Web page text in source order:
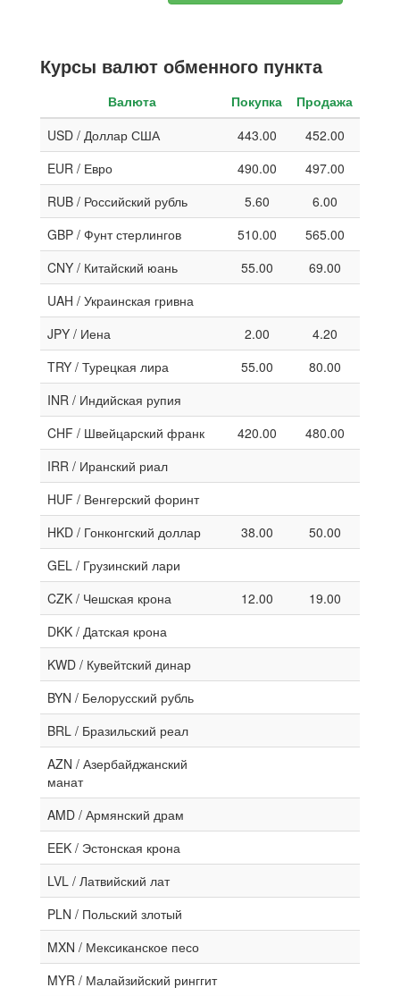
Курсы валют обменного пункта
Валюта Покупка
Продажа
USD / Доллар США
443.00
452.00
EUR / Евро
490.00
497.00
RUB / Российский рубль
5.60
6.00
GBP / Фунт стерлингов
510.00
565.00
CNY / Китайский юань
55.00
69.00
UAH / Украинская гривна
JPY / Иена
2.00
4.20
TRY / Турецкая лира
55.00
80.00
INR / Индийская рупия
CHF / Швейцарский франк
420.00
480.00
IRR / Иранский риал
HUF / Венгерский форинт
HKD / Гонконгский доллар
38.00
50.00
GEL / Грузинский лари
CZK / Чешская крона
12.00
19.00
DKK / Датская крона
KWD / Кувейтский динар
BYN / Белорусский рубль
BRL / Бразильский реал
AZN / Азербайджанский
манат
AMD / Армянский драм
EEK / Эстонская крона
LVL / Латвийский лат
PLN / Польский злотый
MXN / Мексиканское песо
MYR / Малайзийский ринггит